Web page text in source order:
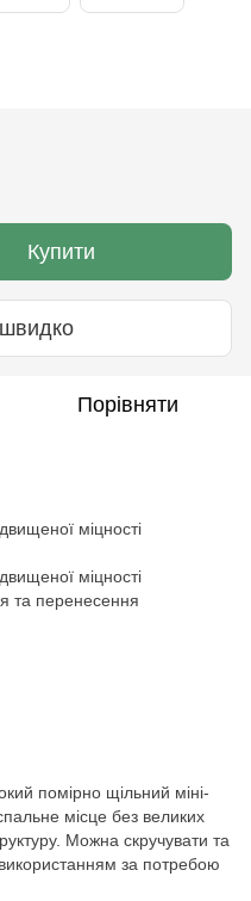
Купити
Порівняти
міцності
міцності
та перенесення
помірно щільний міні-
місце без великих
Можна скручувати та
за потребою